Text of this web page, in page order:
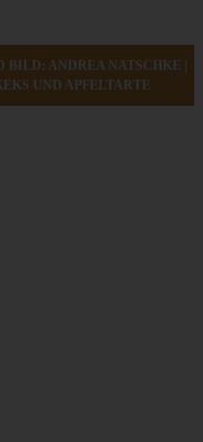
BILD: ANDREA NATSCHKE |
UND APFELTARTE